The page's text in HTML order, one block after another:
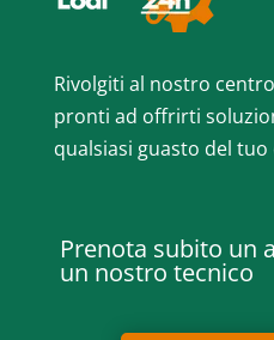
Rivolgiti al nostro
pronti ad offrirti
qualsiasi guasto del
Prenota subito un
un nostro tecnico